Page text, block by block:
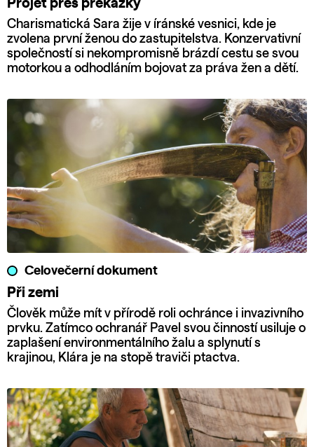
Projet přes překážky
Charismatická Sara žije v íránské vesnici, kde je
zvolena první ženou do zastupitelstva. Konzervativní
společností si nekompromisně brázdí cestu se svou
motorkou a odhodláním bojovat za práva žen a dětí.
Celovečerní dokument
Při zemi
Člověk může mít v přírodě roli ochránce i invazivního
prvku. Zatímco ochranář Pavel svou činností usiluje o
zaplašení environmentálního žalu a splynutí s
krajinou, Klára je na stopě traviči ptactva.